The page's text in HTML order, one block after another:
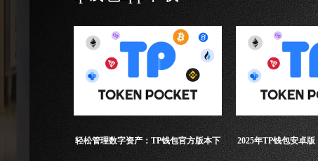
轻松管理数字资产：TP钱包官方版本下 2025年TP钱包安卓